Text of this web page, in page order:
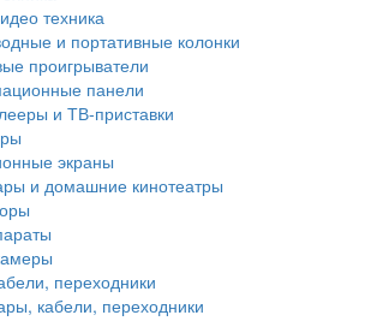
техника
и портативные колонки
проигрыватели
панели
и ТВ-приставки
экраны
и домашние кинотеатры
переходники
кабели, переходники